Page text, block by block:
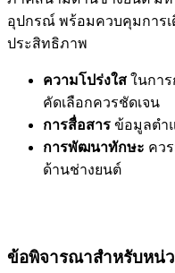
อุปกรณ์ พร้อมควบคุมการเ
ประสิทธิภาพ
ความโปร่งใส ในกา
คัดเลือกควรชัดเจน
การสื่อสาร ข้อมูลตำ
การพัฒนาทักษะ คว
ด้านช่างยนต์
ข้อพิจารณาสำหรับหน่ว